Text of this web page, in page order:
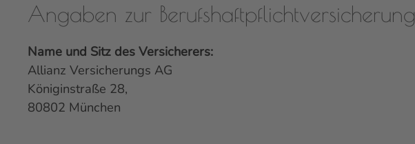
Angaben zur Berufs­haftpflicht­versicherung
Name und Sitz des Versicherers:
Allianz Versicherungs AG
Königinstraße 28,
80802 München